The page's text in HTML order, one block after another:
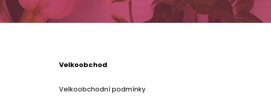
Velkoobchod
Velkoobchodní podmínky